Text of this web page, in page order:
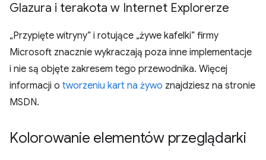
Glazura i terakota w Internet Explorerze
„Przypięte witryny” i rotujące „żywe kafelki” firmy
Microsoft znacznie wykraczają poza inne implementacje
i nie są objęte zakresem tego przewodnika. Więcej
informacji o tworzeniu kart na żywo znajdziesz na stronie
MSDN.
Kolorowanie elementów przeglądarki